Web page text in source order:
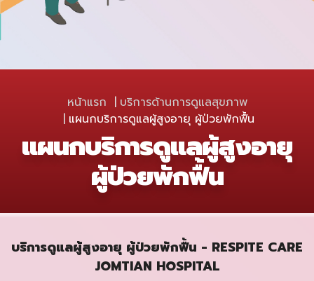
หน้าแรก
บริการด้านการดูแลสุขภาพ
แผนกบริการดูแลผู้สูงอายุ ผู้ป่วยพักฟื้น
แผนกบริการดูแลผู้สูงอายุ
ผู้ป่วยพักฟื้น
บริการดูแลผู้สูงอายุ ผู้ป่วยพักฟื้น - RESPITE CARE
JOMTIAN HOSPITAL